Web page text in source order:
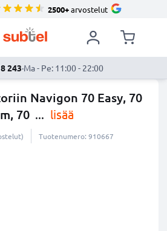
2500+arvostelut
243·Ma - Pe: 11:00 - 22:00
Navigon 70 Easy, 70
70 ... lisää
Tuotenumero: 910667